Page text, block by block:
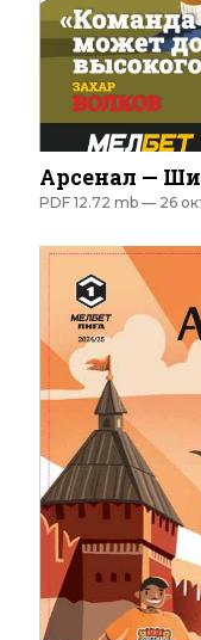
Арсенал —
PDF 12.72 mb — 26